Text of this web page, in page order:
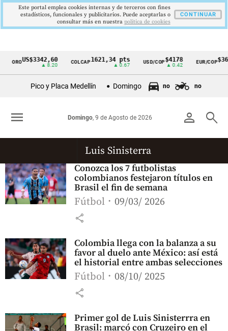
Cintillo
Colombia
OROUS$3342,60
▲ 8.20
COLCAP1621,34 pts
▲ 0.67
USD/COP$4178
▲ 0.42
EUR/COP
Pico y Placa Medellín Domingo no no
person search
Domingo, 9 de Agosto de 2026
menu
Luis Sinisterra
Conozca los 7 futbolistas
colombianos festejaron títulos en
Brasil el fin de semana
Fútbol 09/03/ 2026
share
Colombia llega con la balanza a su
favor al duelo ante México: así está
el historial entre ambas selecciones
Fútbol 08/10/ 2025
share
Primer gol de Luis Sinisterrra en
Brasil: marcó con Cruzeiro en el
Este portal emplea cookies internas y de terceros con fines
estadísticos, funcionales y publicitarios. Puede aceptarlas o
consultar más en nuestra politica de cookies
CONTINUAR